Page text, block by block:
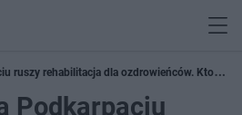
ruszy rehabilitacja dla ozdrowieńców. Kto was
Podkarpaciu